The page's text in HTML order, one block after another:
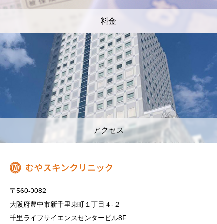
料金
アクセス
〒560-0082
大阪府豊中市新千里東町１丁目４‐２
千里ライフサイエンスセンタービル8F